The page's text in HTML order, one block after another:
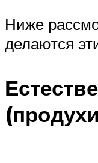
Ниже
делаются